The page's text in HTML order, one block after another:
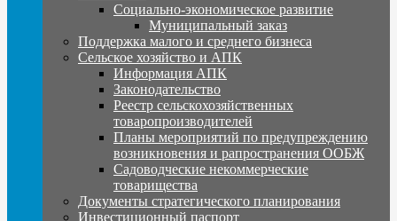
Социально-экономическое развитие
Муниципальный заказ
Поддержка малого и среднего бизнеса
Сельское хозяйство и АПК
Информация АПК
Законодательство
Реестр сельскохозяйственных
товаропроизводителей
Планы мероприятий по предупреждению
возникновения и рапространения ООБЖ
Садоводческие некоммерческие
товарищества
Документы стратегического планирования
Инвестиционный паспорт